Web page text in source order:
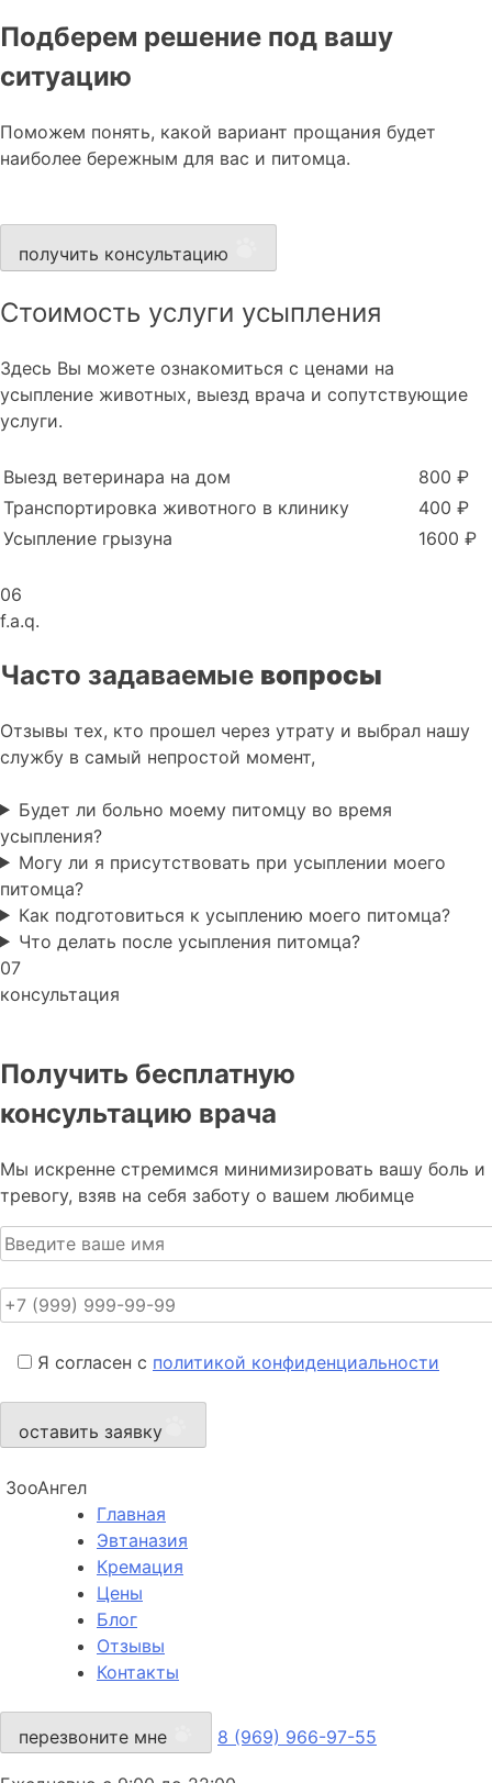
Подберем решение под вашу
ситуацию
Поможем понять, какой вариант прощания будет
наиболее бережным для вас и питомца.
получить консультацию
Стоимость услуги усыпления
Здесь Вы можете ознакомиться с ценами на
усыпление животных, выезд врача и сопутствующие
услуги.
Выезд ветеринара на дом
800 ₽
Транспортировка животного в клинику
400 ₽
Усыпление грызуна
1600 ₽
06
f.a.q.
Часто задаваемые вопросы
Отзывы тех, кто прошел через утрату и выбрал нашу
службу в самый непростой момент,
Будет ли больно моему питомцу во время
усыпления?
Могу ли я присутствовать при усыплении моего
питомца?
Как подготовиться к усыплению моего питомца?
Что делать после усыпления питомца?
07
консультация
Получить бесплатную
консультацию врача
Мы искренне стремимся минимизировать вашу боль и
тревогу, взяв на себя заботу о вашем любимце
Я согласен с политикой конфиденциальности
оставить заявку
ЗооАнгел
Главная
Эвтаназия
Кремация
Цены
Блог
Отзывы
Контакты
перезвоните мне 8 (969) 966-97-55